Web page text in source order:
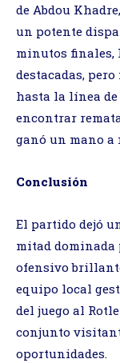
de Abdou
un potente
minutos finales,
destacadas,
hasta la línea
encontrar
ganó un mano a
Conclusión
El partido dejó
mitad dominada
ofensivo
equipo local
del juego al
conjunto
oportunidades.